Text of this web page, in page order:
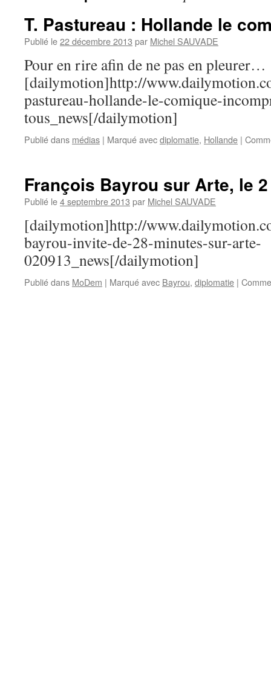
T. Pastureau : Hollande le
Publié le22 décembre 2013 par Michel SAUVADE
Pour en rire afin de ne pas en pleurer…
[dailymotion]http://
pastureau-hollande-le-comique-
tous_news[/dailymotion]
Publié dans médias | Marqué avecdiplomatie, Hollande |
François Bayrou sur Arte, le
Publié le4 septembre 2013 par Michel SAUVADE
[dailymotion]http://
bayrou-invite-de-28-minutes-sur-arte-
020913_news[/dailymotion]
Publié dans MoDem | Marqué avec Bayrou, diplomatie |